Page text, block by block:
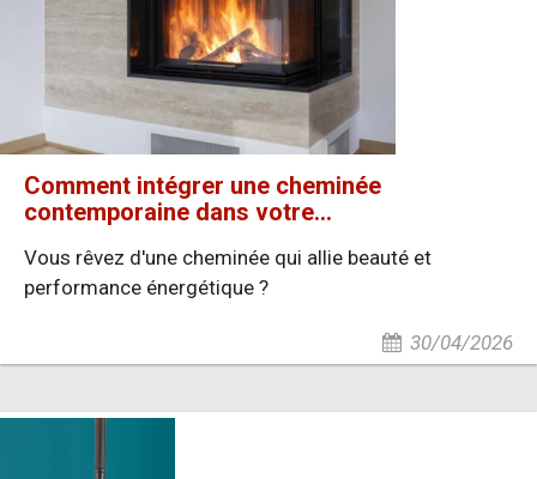
Comment intégrer une cheminée
contemporaine dans votre...
Vous rêvez d'une cheminée qui allie beauté et
performance énergétique ?
30/04/2026